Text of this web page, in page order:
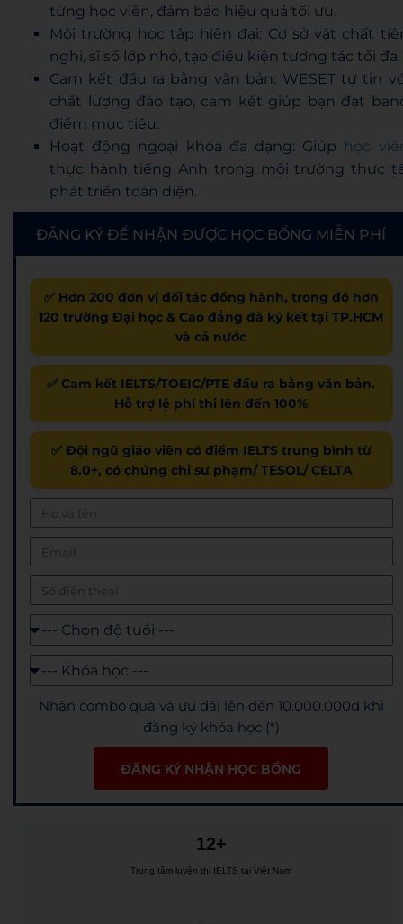
từng học viên, đảm bảo hiệu quả tối ưu.
Môi trường học tập hiện đại: Cơ sở vật chất
nghi, sĩ số lớp nhỏ, tạo điều kiện tương tác tối đa.
Cam kết đầu ra bằng văn bản: WESET tự tin
chất lượng đào tạo, cam kết giúp bạn đạt
điểm mục tiêu.
Hoạt động ngoại khóa đa dạng: Giúp
học
thực hành tiếng Anh trong môi trường thực
phát triển toàn diện.
ĐĂNG KÝ ĐỂ NHẬN ĐƯỢC HỌC BỔNG MIỄN PHÍ
✅ Hơn 200 đơn vị đối tác đồng hành, trong đó hơn
120 trường Đại học & Cao đẳng đã ký kết tại TP.HCM
và cả nước
✅ Cam kết IELTS/TOEIC/PTE đầu ra bằng văn bản.
Hỗ trợ lệ phí thi lên đến 100%
✅ Đội ngũ giáo viên có điểm IELTS trung bình từ
8.0+, có chứng chỉ sư phạm/ TESOL/ CELTA
Nhận combo quà và ưu đãi lên đến 10.000.000đ khi
đăng ký khóa học (*)
ĐĂNG KÝ NHẬN HỌC BỔNG
12+
Trung tâm luyện thi IELTS tại Việt Nam